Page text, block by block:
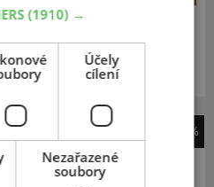
Opavě do 5 dnů.
sklad 20 ks.
-11%
4 Season
(1910) →
Účely
cílení
Nezařazené
soubory